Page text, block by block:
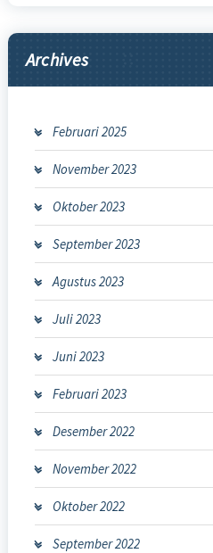
Archives
Februari 2025
November 2023
Oktober 2023
September 2023
Agustus 2023
Juli 2023
Juni 2023
Februari 2023
Desember 2022
November 2022
Oktober 2022
September 2022